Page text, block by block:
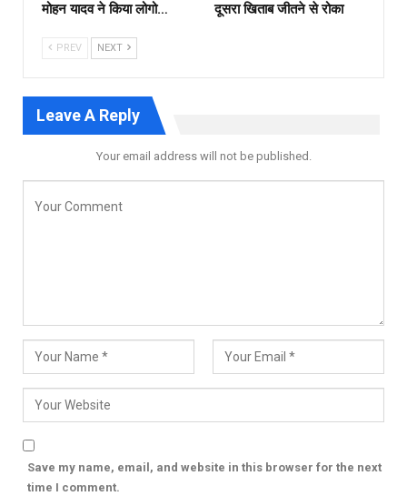
मोहन यादव ने किया लोगो…
दूसरा खिताब जीतने से रोका
PREV NEXT
Leave A Reply
Your email address will not be published.
Save my name, email, and website in this browser for the next
time I comment.